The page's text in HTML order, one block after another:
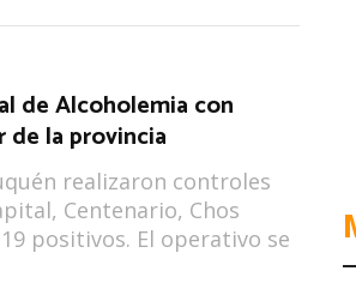
de Alcoholemia con
la provincia
realizaron controles
Centenario, Chos
positivos. El operativo se